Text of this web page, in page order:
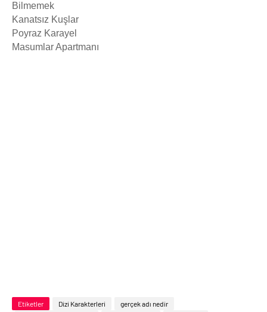
Bilmemek
Kanatsız Kuşlar
Poyraz Karayel
Masumlar Apartmanı
Etiketler Dizi Karakterleri
gerçek adı nedir